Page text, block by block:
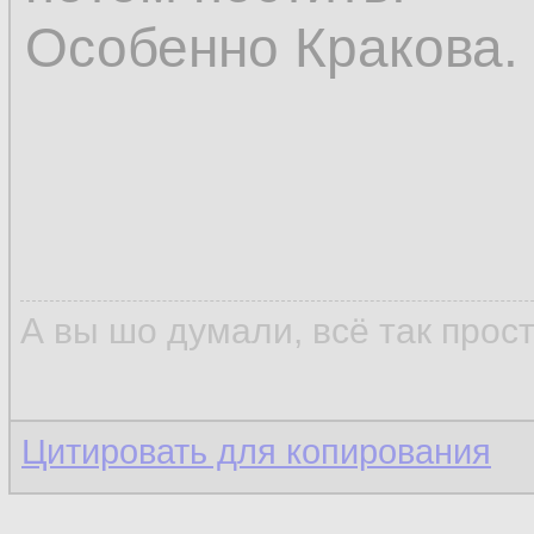
Особенно Кракова.
А вы шо думали, всё так
Цитировать для копирования